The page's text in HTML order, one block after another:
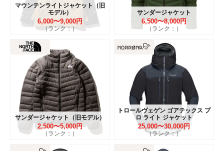
マウンテンライトジャケット（旧
モデル）
6,000〜9,000円
（ランク：）
サンダージャケット
6,500〜8,000円
（ランク：）
サンダージャケット（旧モデル）
2,500〜5,000円
（ランク：）
トロールヴェゲン ゴアテックス プ
ロ ライト ジャケット
25,000〜30,000円
（ランク：）